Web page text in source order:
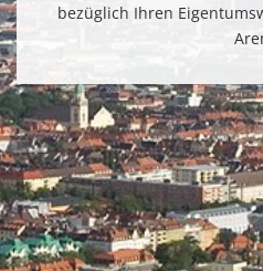
bezüglich Ihren